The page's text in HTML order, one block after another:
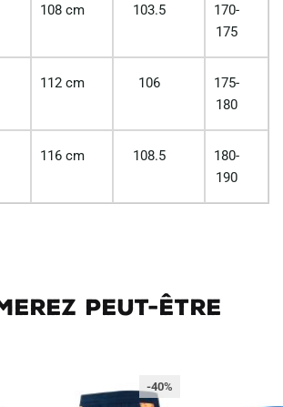
108 cm 103.5
170-
175
112 cm 106
175-
180
116 cm 108.5
180-
190
peut-être
-40%